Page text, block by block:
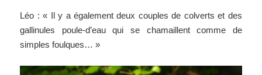
Léo : « Il y a également deux couples de colverts et des
gallinules poule-d’eau qui se chamaillent comme de
simples foulques… »